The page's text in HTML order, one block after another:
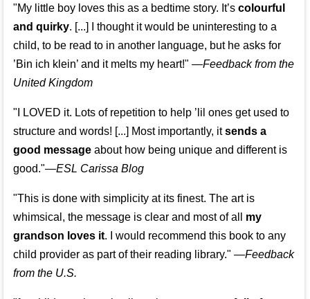
"My little boy loves this as a bedtime story. It’s colourful
and quirky. [...] I thought it would be uninteresting to a
child, to be read to in another language, but he asks for
’Bin ich klein’ and it melts my heart!" —Feedback from the
United Kingdom
"I LOVED it. Lots of repetition to help ’lil ones get used to
structure and words! [...] Most importantly, itsends a
good messageabout how being unique and different is
good."—ESL Carissa Blog
"This is done with simplicity at its finest. The art is
whimsical, the message is clear and most of all my
grandson loves it. I would recommend this book to any
child provider as part of their reading library." —Feedback
from the U.S.